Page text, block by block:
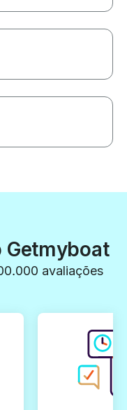
Getmyboat
avaliações